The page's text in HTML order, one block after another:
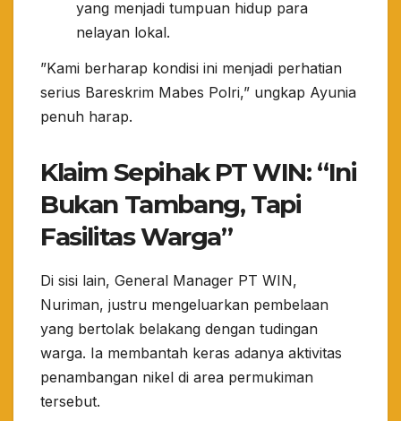
yang menjadi tumpuan hidup para
nelayan lokal.
​”Kami berharap kondisi ini menjadi perhatian
serius Bareskrim Mabes Polri,” ungkap Ayunia
penuh harap.
Klaim Sepihak PT WIN: “Ini
Bukan Tambang, Tapi
Fasilitas Warga”
​Di sisi lain, General Manager PT WIN,
Nuriman, justru mengeluarkan pembelaan
yang bertolak belakang dengan tudingan
warga. Ia membantah keras adanya aktivitas
penambangan nikel di area permukiman
tersebut.